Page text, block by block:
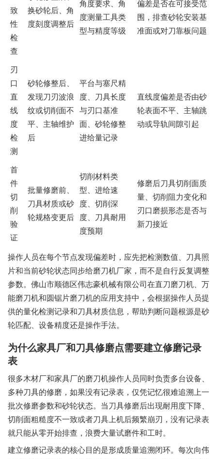
致
性
检
查
换砂轮后、角
度刻度调整后
角度要求、角
度测量工具类
型与精度等级
偏差是否在可接受范
围，排查砂轮安装基
准面或对刀靠板问题
刃
口
直
线
度
检
测
砂轮修整后、
发现刀刃波浪
纹或切削面不
平、主轴维护
后
平台与塞尺精
度、刀具长度
与刃口基准
面、砂轮修整
进给量记录
直线度偏差是否由砂
轮表面不平、主轴跳
动或导轨间隙引起
首
件
切
削
验
证
批量修磨前、
刀具材质或砂
轮规格变更后
切削材料类
型、进给速
度、切削深
度、刀具耐用
度预期
修磨后刀具切削面质
量、切削阻力变化和
刃口磨损形态是否与
新刀接近
操作人员在每个节点发现偏差时，应先把检测数值、刀具照
片和当前砂轮状态同步给磨刀机厂家，而不是自行反复调整
参数。佛山市顺德区伟志豪机械有限公司在直刀磨刀机、万
能磨刀机和圆锯片磨刀机的应用支持中，会根据操作人员提
供的量化检测记录和刀具材质信息，帮助判断问题根源是砂
轮匹配、设备精度还是操作手法。
为什么家具厂和刀具修磨点需要建立修磨记录
表
很多木材厂和家具厂的磨刀机操作人员同时负责多台设备、
多种刀具的修磨，如果没有记录表，仅凭记忆很难追溯上一
批次修磨参数和砂轮状态。当刀具修磨后出现耐用度下降、
切削面粗糙度不一致或者刀具上机后频繁崩刃，没有记录表
就只能从零开始排查，浪费大量试磨件和工时。
建立修磨记录表的核心目的是形成质量追溯闭环。每次向伟